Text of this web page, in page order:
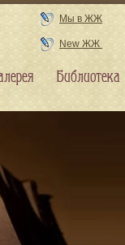
Мы в ЖЖ
New ЖЖ
Библиотека